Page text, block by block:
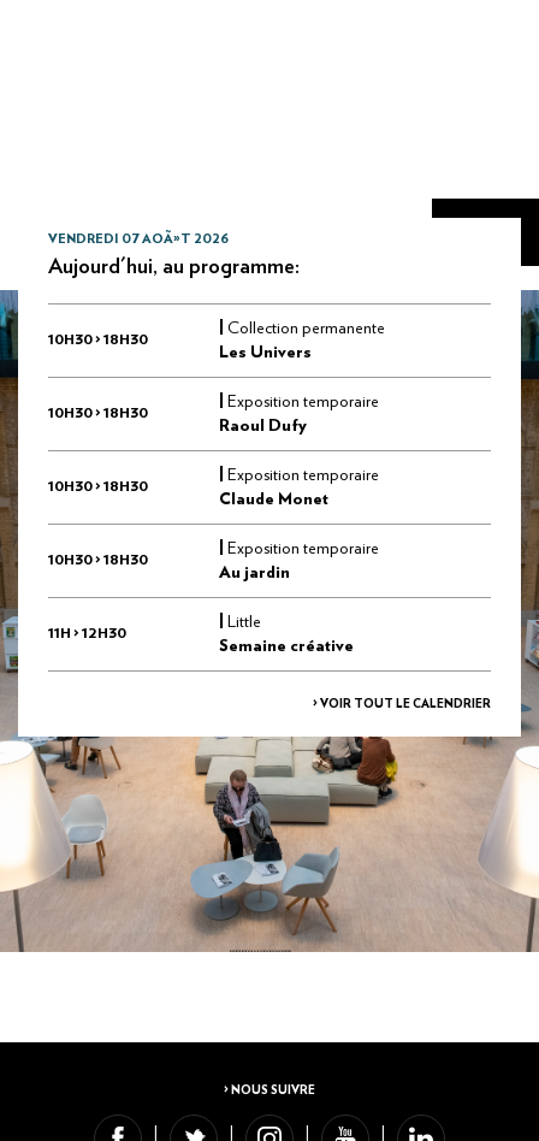
VENDREDI 07 AOÃ»T 2026
Aujourd'hui, au programme:
10H30 > 18H30
Collection permanente
Les Univers
10H30 > 18H30
Exposition temporaire
Raoul Dufy
10H30 > 18H30
Exposition temporaire
Claude Monet
10H30 > 18H30
Exposition temporaire
Au jardin
11H > 12H30
Little
Semaine créative
> VOIR TOUT LE CALENDRIER
> NOUS SUIVRE